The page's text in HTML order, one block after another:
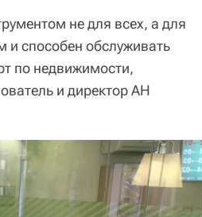
не для всех, а для
и способен обслуживать
по недвижимости,
и директор АН